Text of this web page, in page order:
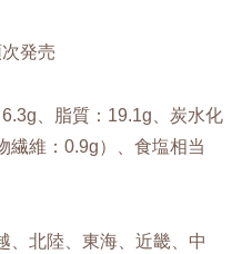
発売
、脂質：19.1g、炭水化
繊維：0.9g）、食塩相当
、北陸、東海、近畿、中